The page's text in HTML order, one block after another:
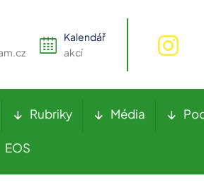
Kalendář
akcí
Rubriky Média
EOS